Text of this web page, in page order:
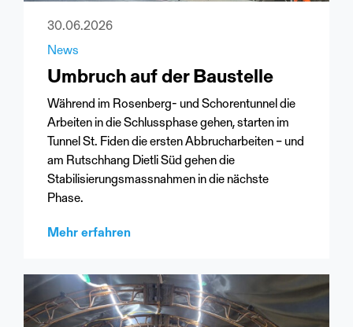
30.06.2026
News
Umbruch auf der Baustelle
Während im Rosenberg- und Schorentunnel die
Arbeiten in die Schlussphase gehen, starten im
Tunnel St. Fiden die ersten Abbrucharbeiten – und
am Rutschhang Dietli Süd gehen die
Stabilisierungsmassnahmen in die nächste
Phase.
Mehr erfahren